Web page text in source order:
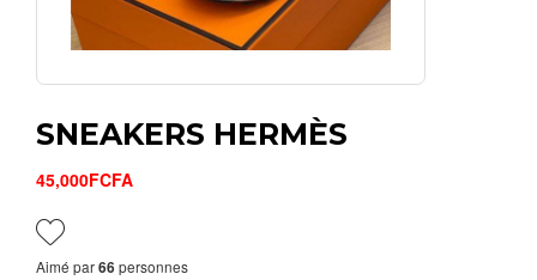
SNEAKERS HERMÈS
45,000FCFA
Aimé par66 personnes